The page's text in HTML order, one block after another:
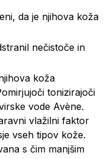
da je njihova koža
nečistoče in
koža
tonizirajoči
vode Avène.
vlažilni faktor
vseh tipov kože.
s čim manjšim